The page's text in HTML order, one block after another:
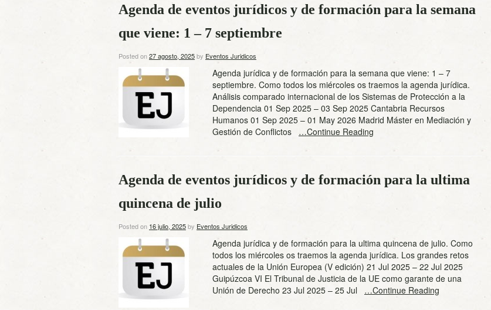
Agenda de eventos jurídicos y de formación para la semana
que viene: 1 – 7 septiembre
Posted on27 agosto, 2025by Eventos Juridicos
Agenda jurídica y de formación para la semana que viene: 1 – 7
septiembre. Como todos los miércoles os traemos la agenda jurídica.
Análisis comparado internacional de los Sistemas de Protección a la
Dependencia 01 Sep 2025 – 03 Sep 2025 Cantabria Recursos
Humanos 01 Sep 2025 – 01 May 2026 Madrid Máster en Mediación y
Gestión de Conflictos …Continue Reading
Agenda de eventos jurídicos y de formación para la ultima
quincena de julio
Posted on 16 julio, 2025by Eventos Juridicos
Agenda jurídica y de formación para la ultima quincena de julio. Como
todos los miércoles os traemos la agenda jurídica. Los grandes retos
actuales de la Unión Europea (V edición) 21 Jul 2025 – 22 Jul 2025
Guipúzcoa VI El Tribunal de Justicia de la UE como garante de una
Unión de Derecho 23 Jul 2025 – 25 Jul …Continue Reading